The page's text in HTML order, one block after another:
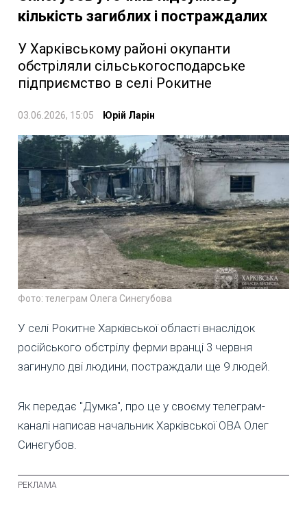
кількість загиблих і постраждалих
У Харківському районі окупанти
обстріляли сільськогосподарське
підприємство в селі Рокитне
03.06.2026, 15:05 Юрій Ларін
Фото: телеграм Олега Синєгубова
У селі Рокитне Харківської області внаслідок
російського обстрілу ферми вранці 3 червня
загинуло дві людини, постраждали ще 9 людей.
Як передає "Думка", про це у своєму телеграм-
каналі написав начальник Харківської ОВА Олег
Синєгубов.